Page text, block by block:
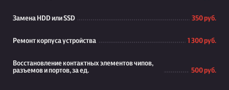
Замена HDD или SSD 350 руб.
Ремонт корпуса устройства 1 300 руб.
Восстановление контактных элементов чипов,
разъемов и портов, за ед.
500 руб.